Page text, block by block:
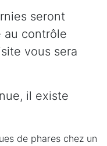
seront
au contrôle
vous sera
il existe
de phares chez un